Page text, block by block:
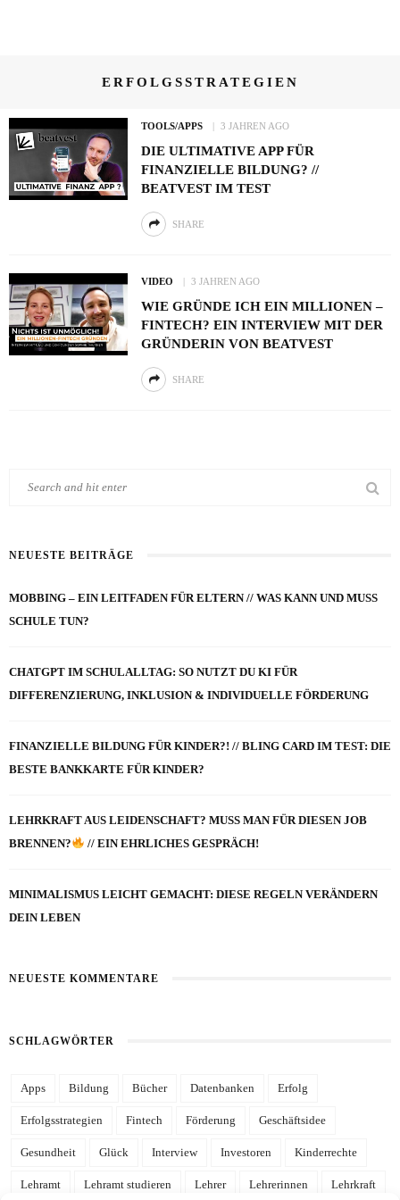
ERFOLGSSTRATEGIEN
TOOLS/APPS 3 JAHREN AGO
DIE ULTIMATIVE APP FÜR
FINANZIELLE BILDUNG? //
BEATVEST IM TEST
SHARE
VIDEO 3 JAHREN AGO
WIE GRÜNDE ICH EIN MILLIONEN –
FINTECH? EIN INTERVIEW MIT DER
GRÜNDERIN VON BEATVEST
SHARE
NEUESTE BEITRÄGE
MOBBING – EIN LEITFADEN FÜR ELTERN // WAS KANN UND MUSS
SCHULE TUN?
CHATGPT IM SCHULALLTAG: SO NUTZT DU KI FÜR
DIFFERENZIERUNG, INKLUSION & INDIVIDUELLE FÖRDERUNG
FINANZIELLE BILDUNG FÜR KINDER?! // BLING CARD IM TEST: DIE
BESTE BANKKARTE FÜR KINDER?
LEHRKRAFT AUS LEIDENSCHAFT? MUSS MAN FÜR DIESEN JOB
BRENNEN?
// EIN EHRLICHES GESPRÄCH!
MINIMALISMUS LEICHT GEMACHT: DIESE REGELN VERÄNDERN
DEIN LEBEN
NEUESTE KOMMENTARE
SCHLAGWÖRTER
Apps Bildung Bücher Datenbanken Erfolg
Erfolgsstrategien Fintech Förderung Geschäftsidee
Gesundheit Glück Interview Investoren Kinderrechte
Lehramt Lehramt studieren Lehrer Lehrerinnen Lehrkraft